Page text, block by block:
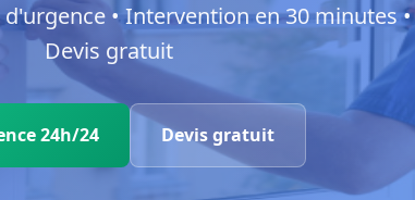
• Intervention en 30 minutes •
Devis gratuit
24h/24 Devis gratuit